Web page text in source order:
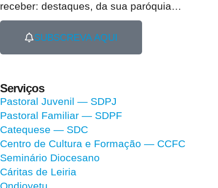
receber: destaques, da sua paróquia…
SUBSCREVA AQUI
Serviços
Pastoral Juvenil — SDPJ
Pastoral Familiar — SDPF
Catequese — SDC
Centro de Cultura e Formação — CCFC
Seminário Diocesano
Cáritas de Leiria
Ondjoyetu